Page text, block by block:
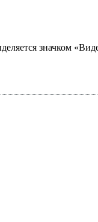
значком